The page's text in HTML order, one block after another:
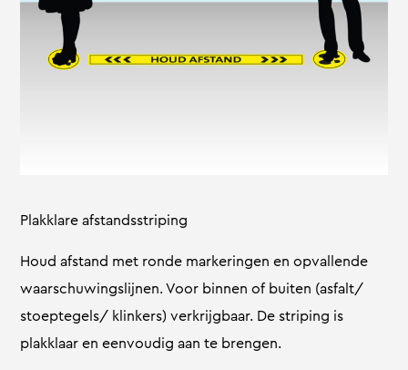
Plakklare afstandsstriping
Houd afstand met ronde markeringen en opvallende
waarschuwingslijnen. Voor binnen of buiten (asfalt/
stoeptegels/ klinkers) verkrijgbaar. De striping is
plakklaar en eenvoudig aan te brengen.